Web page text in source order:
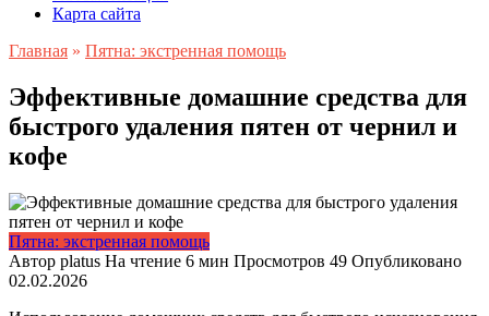
Карта сайта
Главная » Пятна: экстренная помощь
Эффективные домашние средства для
быстрого удаления пятен от чернил и
кофе
Пятна: экстренная помощь
Автор platus На чтение 6 мин Просмотров 49 Опубликовано
02.02.2026